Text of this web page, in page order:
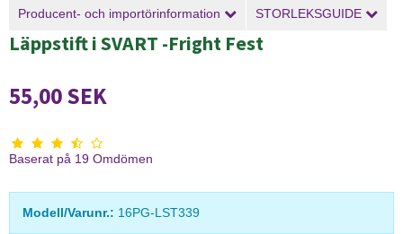
Producent- och importörinformation STORLEKSGUIDE
Läppstift i SVART -Fright Fest
55,00 SEK
Baserat på 19 Omdömen
Modell/Varunr.: 16PG-LST339